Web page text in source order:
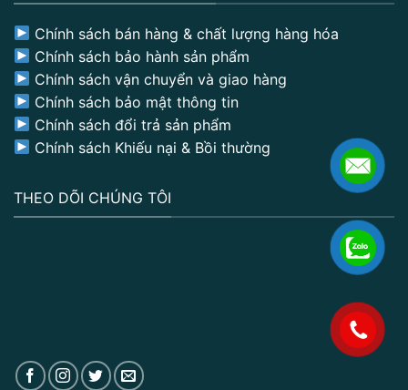
Chính sách bán hàng & chất lượng hàng hóa
Chính sách bảo hành sản phẩm
Chính sách vận chuyển và giao hàng
Chính sách bảo mật thông tin
Chính sách đổi trả sản phẩm
Chính sách Khiếu nại & Bồi thường
THEO DÕI CHÚNG TÔI
.